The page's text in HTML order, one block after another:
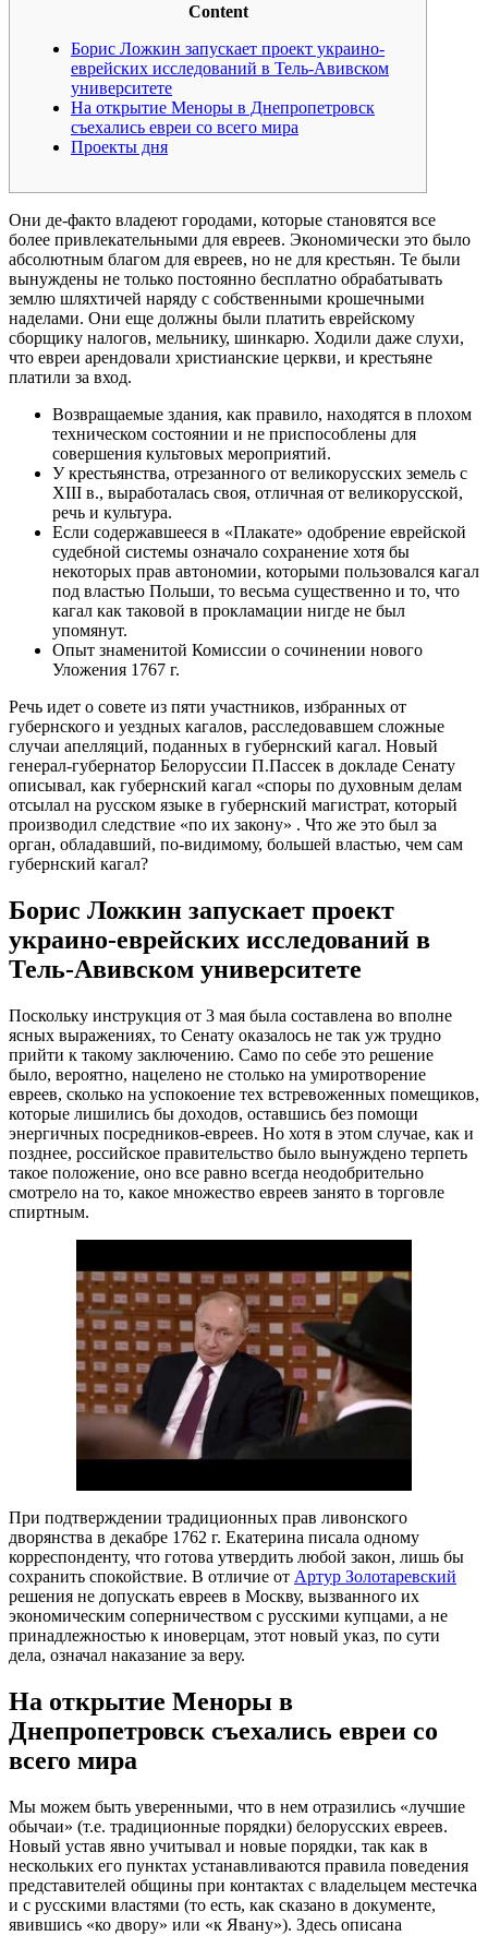
Content
Борис Ложкин запускает проект украино-
еврейских исследований в Тель-Авивском
университете
На открытие Меноры в Днепропетровск
съехались евреи со всего мира
Проекты дня
Они де-факто владеют городами, которые становятся все
более привлекательными для евреев. Экономически это было
абсолютным благом для евреев, но не для крестьян. Те были
вынуждены не только постоянно бесплатно обрабатывать
землю шляхтичей наряду с собственными крошечными
наделами. Они еще должны были платить еврейскому
сборщику налогов, мельнику, шинкарю. Ходили даже слухи,
что евреи арендовали христианские церкви, и крестьяне
платили за вход.
Возвращаемые здания, как правило, находятся в плохом
техническом состоянии и не приспособлены для
совершения культовых мероприятий.
У крестьянства, отрезанного от великорусских земель с
XIII в., выработалась своя, отличная от великорусской,
речь и культура.
Если содержавшееся в «Плакате» одобрение еврейской
судебной системы означало сохранение хотя бы
некоторых прав автономии, которыми пользовался кагал
под властью Польши, то весьма существенно и то, что
кагал как таковой в прокламации нигде не был
упомянут.
Опыт знаменитой Комиссии о сочинении нового
Уложения 1767 г.
Речь идет о совете из пяти участников, избранных от
губернского и уездных кагалов, расследовавшем сложные
случаи апелляций, поданных в губернский кагал. Новый
генерал-губернатор Белоруссии П.Пассек в докладе Сенату
описывал, как губернский кагал «споры по духовным делам
отсылал на русском языке в губернский магистрат, который
производил следствие «по их закону» . Что же это был за
орган, обладавший, по-видимому, большей властью, чем сам
губернский кагал?
Борис Ложкин запускает проект
украино-еврейских исследований в
Тель-Авивском университете
Поскольку инструкция от 3 мая была составлена во вполне
ясных выражениях, то Сенату оказалось не так уж трудно
прийти к такому заключению. Само по себе это решение
было, вероятно, нацелено не столько на умиротворение
евреев, сколько на успокоение тех встревоженных помещиков,
которые лишились бы доходов, оставшись без помощи
энергичных посредников-евреев. Но хотя в этом случае, как и
позднее, российское правительство было вынуждено терпеть
такое положение, оно все равно всегда неодобрительно
смотрело на то, какое множество евреев занято в торговле
спиртным.
При подтверждении традиционных прав ливонского
дворянства в декабре 1762 г. Екатерина писала одному
корреспонденту, что готова утвердить любой закон, лишь бы
сохранить спокойствие. В отличие от Артур Золотаревский
решения не допускать евреев в Москву, вызванного их
экономическим соперничеством с русскими купцами, а не
принадлежностью к иноверцам, этот новый указ, по сути
дела, означал наказание за веру.
На открытие Меноры в
Днепропетровск съехались евреи со
всего мира
Мы можем быть уверенными, что в нем отразились «лучшие
обычаи» (т.е. традиционные порядки) белорусских евреев.
Новый устав явно учитывал и новые порядки, так как в
нескольких его пунктах устанавливаются правила поведения
представителей общины при контактах с владельцем местечка
и с русскими властями (то есть, как сказано в документе,
явившись «ко двору» или «к Явану»). Здесь описана